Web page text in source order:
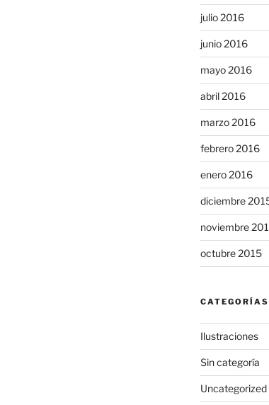
julio 2016
junio 2016
mayo 2016
abril 2016
marzo 2016
febrero 2016
enero 2016
diciembre
noviembre
octubre 2015
CATEGORÍAS
Ilustraciones
Sin categoría
Uncategorized